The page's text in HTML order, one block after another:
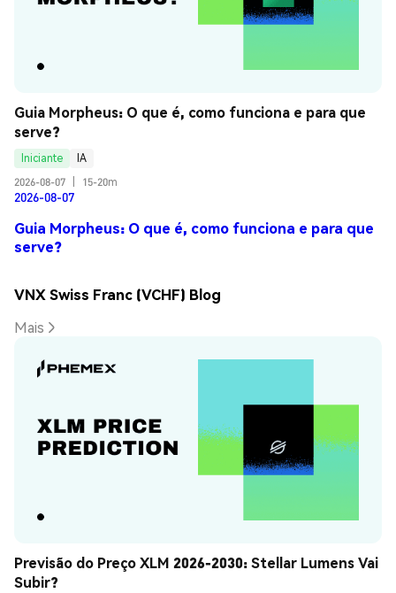
Guia Morpheus: O que é, como funciona e para que
serve?
Iniciante
IA
2026-08-07
15-20m
2026-08-07
Guia Morpheus: O que é, como funciona e para que
serve?
VNX Swiss Franc (VCHF) Blog
Mais
Previsão do Preço XLM 2026-2030: Stellar Lumens Vai
Subir?